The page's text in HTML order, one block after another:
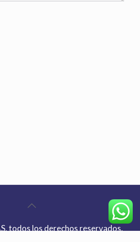
todos los derechos reservados.